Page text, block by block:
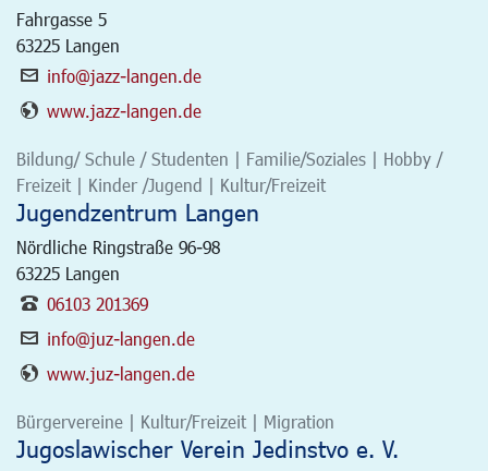
Fahrgasse 5
63225 Langen
info@jazz-langen.de
www.jazz-langen.de
Bildung/ Schule / Studenten | Familie/Soziales | Hobby /
Freizeit | Kinder /Jugend | Kultur/Freizeit
Jugendzentrum Langen
Nördliche Ringstraße 96-98
63225 Langen
06103 201369
info@juz-langen.de
www.juz-langen.de
Bürgervereine | Kultur/Freizeit | Migration
Jugoslawischer Verein Jedinstvo e. V.